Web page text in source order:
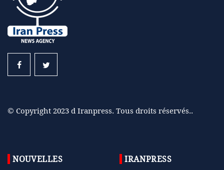
© Copyright 2023 d Iranpress. Tous droits réservés..
NOUVELLES IRANPRESS